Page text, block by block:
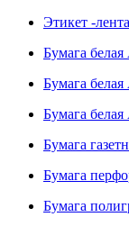
Этикет -
Бумага
Бумага
Бумага
Бумага
Бумага
Бумага